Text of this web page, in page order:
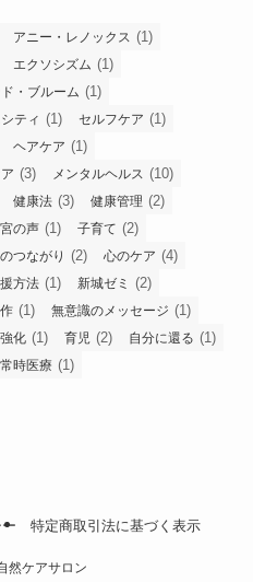
アニー・レノックス (1)
エクソシズム (1)
・ブルーム (1)
ティ (1) セルフケア (1)
ヘアケア (1)
(3) メンタルヘルス (10)
健康法 (3) 健康管理 (2)
の声 (1) 子育て (2)
つながり (2) 心のケア (4)
方法 (1) 新城ゼミ (2)
(1) 無意識のメッセージ (1)
化 (1) 育児 (2) 自分に還る (1)
時医療 (1)
特定商取引法に基づく表示
然ケアサロン